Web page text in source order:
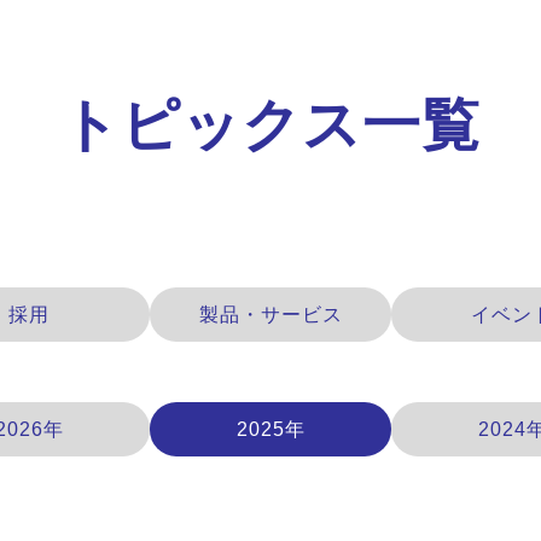
トピックス一覧
採用 製品・サービス イベン
年 2025年 2024